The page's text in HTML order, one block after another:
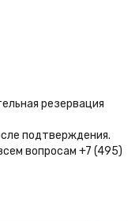
резервация
подтверждения.
вопросам +7 (495)